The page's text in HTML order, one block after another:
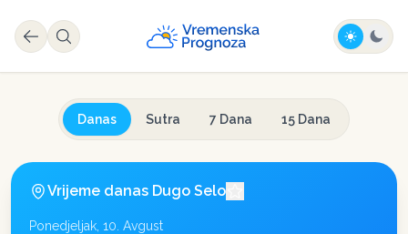
Danas Sutra 7 Dana 15 Dana
Vrijeme danas Dugo Selo
Ponedjeljak, 10. Avgust